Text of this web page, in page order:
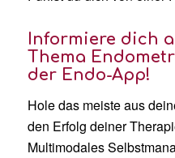
Informiere dich
Thema
der Endo-App!
Hole das meiste aus
den Erfolg deiner
Multimodales